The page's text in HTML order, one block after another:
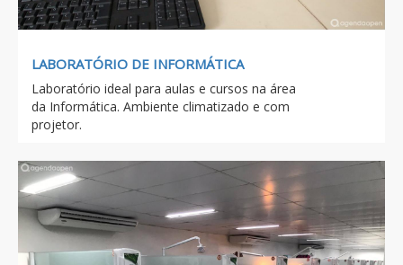
LABORATÓRIO DE INFORMÁTICA
Laboratório ideal para aulas e cursos na área
da Informática. Ambiente climatizado e com
projetor.
Previous Next